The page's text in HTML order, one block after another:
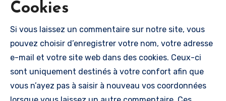
Cookies
Si vous laissez un commentaire sur notre site, vous
pouvez choisir d’enregistrer votre nom, votre adresse
e-mail et votre site web dans des cookies. Ceux-ci
sont uniquement destinés à votre confort afin que
vous n’ayez pas à saisir à nouveau vos coordonnées